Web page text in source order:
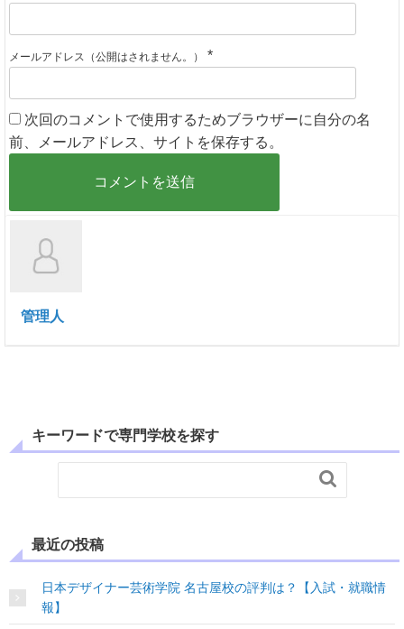
メールアドレス（公開はされません。） *
次回のコメントで使用するためブラウザーに自分の名
前、メールアドレス、サイトを保存する。
管理人
キーワードで専門学校を探す

最近の投稿
日本デザイナー芸術学院 名古屋校の評判は？【入試・就職情
報】